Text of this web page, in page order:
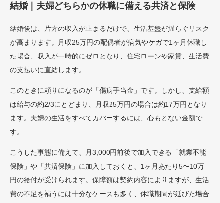
結婚｜夫婦どちらかの休職に備える共済と保険
結婚後は、片方の収入が止まるだけで、生活基盤が揺らぐリスク
が高まります。月収25万円の配偶者が病気やケガで1ヶ月休職し
た場合、収入が一時的にゼロとなり、住宅ローンや家賃、生活費
の支払いに直結します。
このときに頼りになるのが「傷病手当金」です。しかし、支給額
は給与の約2/3にとどまり、月収25万円の場合は約17万円となり
ます。夫婦の生活をすべてカバーするには、心もとない金額で
す。
こうした事態に備えて、月3,000円前後で加入できる「就業不能
保険」や「共済保険」に加入しておくと、1ヶ月あたり5〜10万
円の給付が受けられます。保障額は契約内容によりますが、生活
費の不足を補うには十分なケースも多く、休職期間が延びた場合